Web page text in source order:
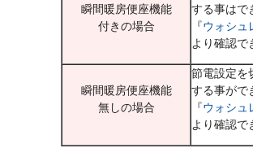
瞬間暖房便座機能
付きの場合
する事はで
『 ウォシュ
より確認で
瞬間暖房便座機能
無しの場合
節電設定を
する事がで
『 ウォシュ
より確認で